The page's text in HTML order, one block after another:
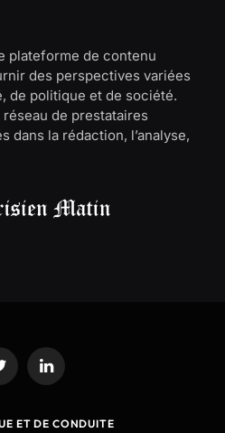
plateforme de contenu
des perspectives variées
de politique et de société.
de prestataires
dans la rédaction, l’analyse,
LinkedIn
ET DE CONDUITE